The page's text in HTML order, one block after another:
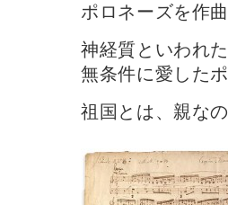
ポロネーズを作
神経質といわれ
無条件に愛した
祖国とは、親な